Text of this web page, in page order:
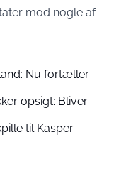
mod nogle af
Nu fortæller
opsigt: Bliver
til Kasper